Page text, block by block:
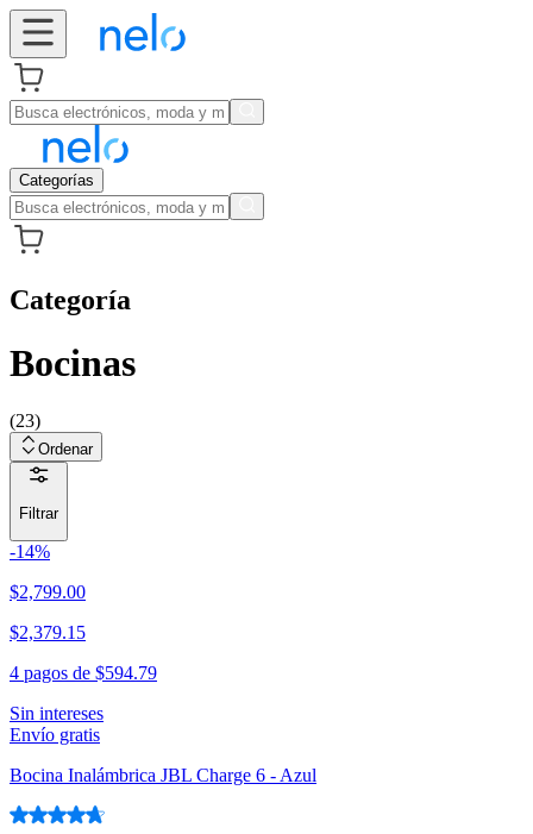
Categorías
Categoría
Bocinas
(23)
Ordenar
Filtrar
-14%
$2,799.00
$2,379.15
4 pagos de $594.79
Sin intereses
Envío gratis
Bocina Inalámbrica JBL Charge 6 - Azul